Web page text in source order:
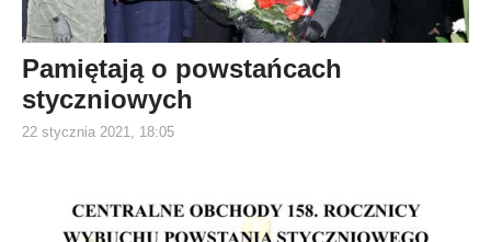
Pamiętają o powstańcach
styczniowych
22 stycznia 2021, 18:05